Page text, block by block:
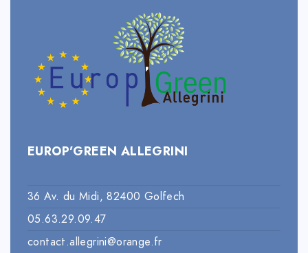
EUROP’GREEN ALLEGRINI
36 Av. du Midi, 82400 Golfech
05.63.29.09.47
contact.allegrini@orange.fr